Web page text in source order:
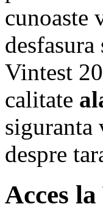
cunoaste
Vintest
calitate
siguranta
despre
Acces